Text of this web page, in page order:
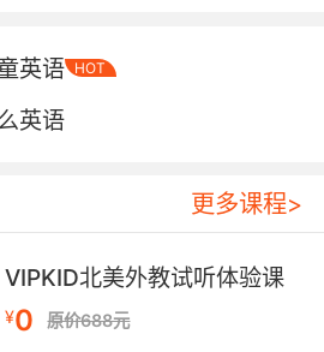
起看看英超集锦，学学
汇。当学习内容与兴趣结
成了主动的探索。 听说先
语言学习的自然顺序是听、
，他们的“听”可以更有目的
“可理解性输入”效果很好，
的内容。比如，观看一集熟
或聆听语速较慢、有画面配
”的环节，初期不必苛求语法
英语 HOT
英语
更多课程>
VIPKID北美外教试听体验课
¥0 原价688元